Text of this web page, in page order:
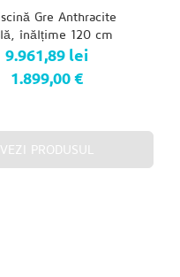
9.961,89 lei
1.899,00 €
VEZI PRODUSUL